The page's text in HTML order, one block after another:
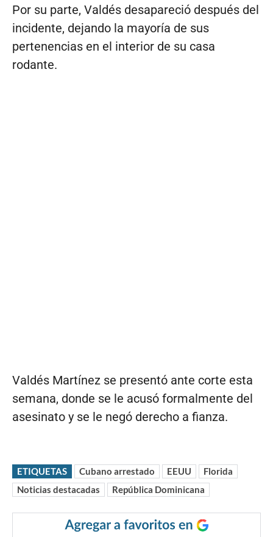
Por su parte, Valdés desapareció después del
incidente, dejando la mayoría de sus
pertenencias en el interior de su casa
rodante.
Valdés Martínez se presentó ante corte esta
semana, donde se le acusó formalmente del
asesinato y se le negó derecho a fianza.
ETIQUETAS Cubano arrestado EEUU
Florida
Noticias destacadas
República Dominicana